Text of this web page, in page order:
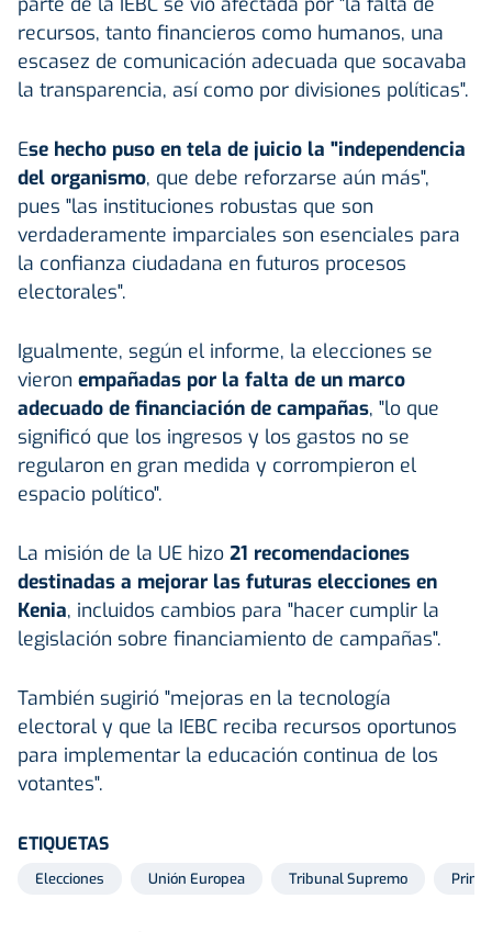
recursos, tanto financieros como humanos, una
escasez de comunicación adecuada que socavaba
la transparencia, así como por divisiones políticas".
Ese hecho puso en tela de juicio la "independencia
del organismo, que debe reforzarse aún más",
pues "las instituciones robustas que son
verdaderamente imparciales son esenciales para
la confianza ciudadana en futuros procesos
electorales".
Igualmente, según el informe, la elecciones se
vieron empañadas por la falta de un marco
adecuado de financiación de campañas, "lo que
significó que los ingresos y los gastos no se
regularon en gran medida y corrompieron el
espacio político".
La misión de la UE hizo 21 recomendaciones
destinadas a mejorar las futuras elecciones en
Kenia, incluidos cambios para "hacer cumplir la
legislación sobre financiamiento de campañas".
También sugirió "mejoras en la tecnología
electoral y que la IEBC reciba recursos oportunos
para implementar la educación continua de los
votantes".
ETIQUETAS
Elecciones Unión Europea Tribunal Supremo